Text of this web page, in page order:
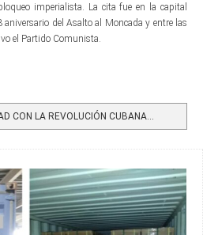
imperialista. La cita fue en la capital
del Asalto al Moncada y entre las
el Partido Comunista.
CON LA REVOLUCIÓN CUBANA...